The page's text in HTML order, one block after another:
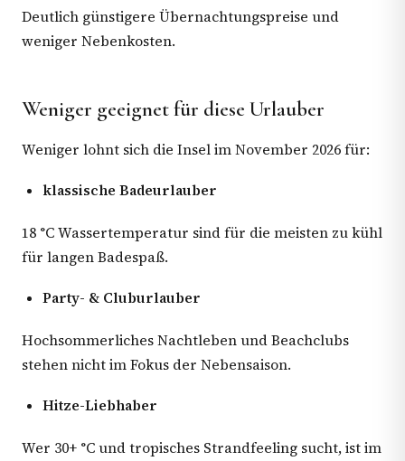
Deutlich günstigere Übernachtungspreise und
weniger Nebenkosten.
Weniger geeignet für diese Urlauber
Weniger lohnt sich die Insel im November 2026 für:
klassische Badeurlauber
18 °C Wassertemperatur sind für die meisten zu kühl
für langen Badespaß.
Party- & Cluburlauber
Hochsommerliches Nachtleben und Beachclubs
stehen nicht im Fokus der Nebensaison.
Hitze-Liebhaber
Wer 30+ °C und tropisches Strandfeeling sucht, ist im